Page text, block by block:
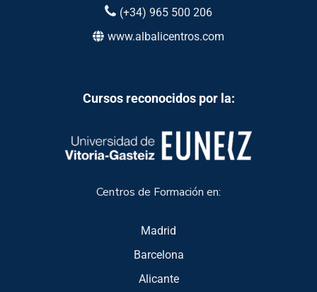
(+34) 965 500 206
www.albalicentros.com
Cursos reconocidos por la:
Centros de Formación en:
Madrid
Barcelona
Alicante